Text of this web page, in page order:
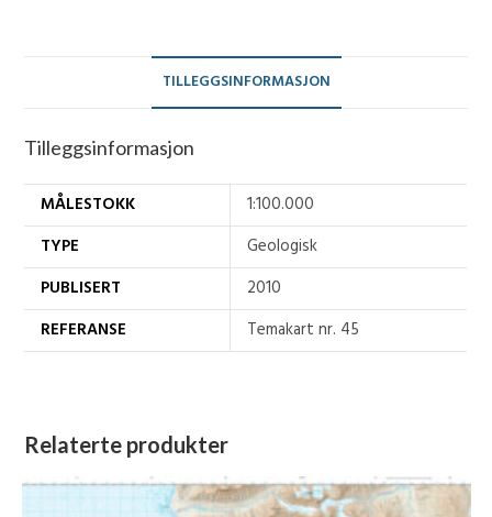
TILLEGGSINFORMASJON
Tilleggsinformasjon
MÅLESTOKK
1:100.000
TYPE
Geologisk
PUBLISERT
2010
REFERANSE
Temakart nr. 45
Relaterte produkter